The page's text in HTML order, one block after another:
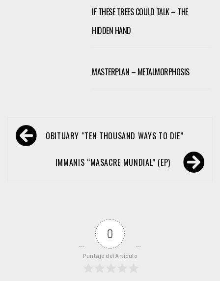
IF THESE TREES COULD TALK – THE
HIDDEN HAND
MASTERPLAN – METALMORPHOSIS
Navegación
de
entradas
OBITUARY “TEN THOUSAND WAYS TO DIE”
IMMANIS “MASACRE MUNDIAL” (EP)
0
Puntaje del Artículo